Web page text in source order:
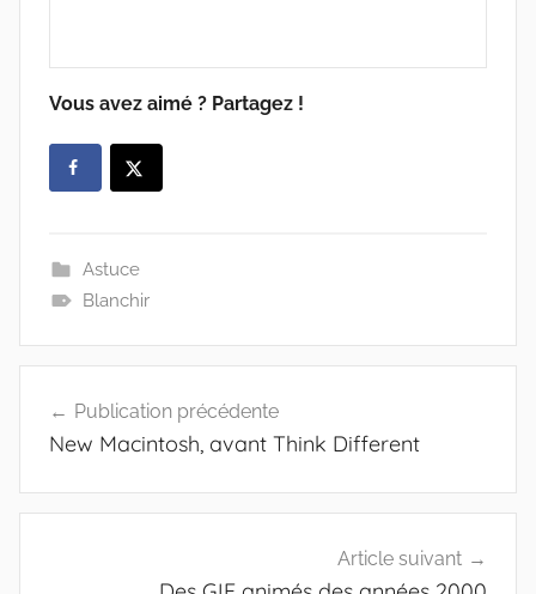
Vous avez aimé ? Partagez !
Astuce
Blanchir
de
Publication précédente
New Macintosh, avant Think Different
Article suivant